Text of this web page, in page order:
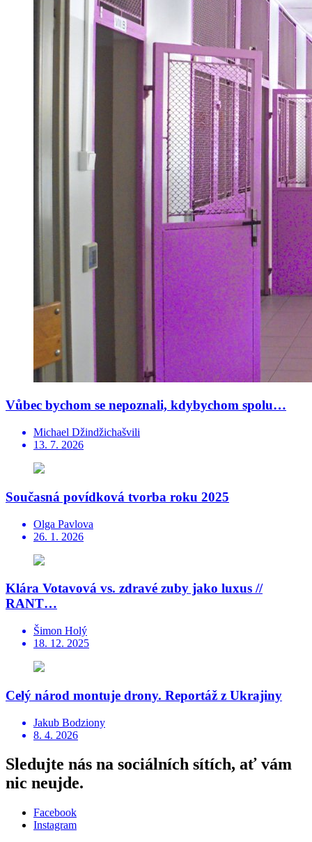
Vůbec bychom se nepoznali, kdybychom spolu…
Michael Džindžichašvili
13. 7. 2026
Současná povídková tvorba roku 2025
Olga Pavlova
26. 1. 2026
Klára Votavová vs. zdravé zuby jako luxus //
RANT…
Šimon Holý
18. 12. 2025
Celý národ montuje drony. Reportáž z Ukrajiny
Jakub Bodziony
8. 4. 2026
Sledujte nás na sociálních sítích, ať vám
nic neujde.
Facebook
Instagram